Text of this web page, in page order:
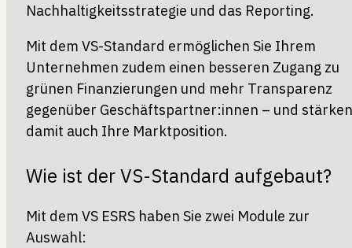
Nachhaltigkeitsstrategie und das Reporting.
Mit dem VS-Standard ermöglichen Sie Ihrem
Unternehmen zudem einen besseren Zugang zu
grünen Finanzierungen und mehr Transparenz
gegenüber Geschäftspartner:innen – und stärken
damit auch Ihre Marktposition.
Wie ist der VS-Standard aufgebaut?
Mit dem VS ESRS haben Sie zwei Module zur
Auswahl: